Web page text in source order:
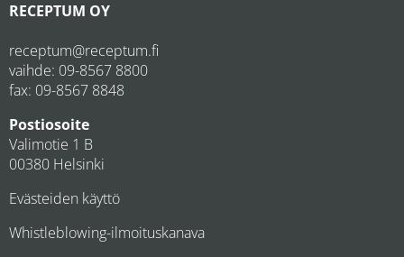
RECEPTUM OY
receptum@receptum.fi
vaihde: 09-8567 8800
fax: 09-8567 8848
Postiosoite
Valimotie 1 B
00380 Helsinki
Evästeiden käyttö
Whistleblowing-ilmoituskanava